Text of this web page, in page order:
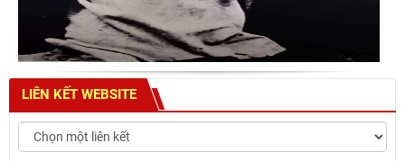
LIÊN KẾT WEBSITE